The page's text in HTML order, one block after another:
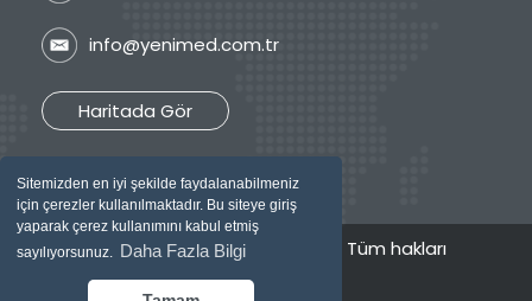
Sitemizden en iyi şekilde faydalanabilmeniz
için çerezler kullanılmaktadır. Bu siteye giriş
yaparak çerez kullanımını kabul etmiş
sayılıyorsunuz. Daha Fazla Bilgi
info@yenimed.com.tr
Haritada Gör
2026 © Özel Yenimed Tıp Merkezi / Tüm hakları
saklıdır.